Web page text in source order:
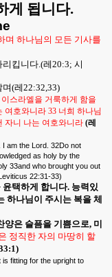
게 됩니다.
며 하나님의 모든 기사를
리킵니다.(레20:3; 시
며(레22:32,33)
스라엘을 거룩하게 함을
여호와니라 33 너희 하나님
자니 나는 여호와니라 (레
I am the Lord. 32Do not
as holy by the
33and who brought you out
22:31-33)
택하게 합니다. 능력있
하나님이 주시는 복을 체
양은 슬픔을 기쁨으로, 미
정직한 자의 마땅히 할
fitting for the upright to